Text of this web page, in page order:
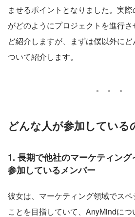
ませるポイントとなりました。実
がどのようにプロジェクトを進行
ど紹介しますが、まずは僕以外に
ついて紹介します。
どんな人が参加している
1. 長期で他社のマーケティン
参加しているメンバー
彼女は、マーケティング領域でス
ことを目指していて、AnyMindに